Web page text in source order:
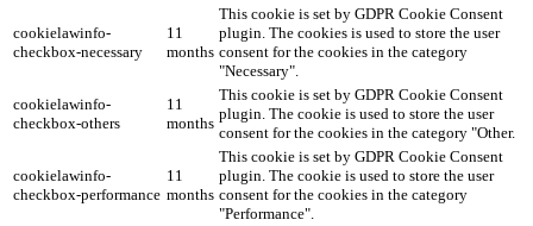
cookielawinfo-
checkbox-necessary
11
months
This cookie is set by GDPR Cookie Consent
plugin. The cookies is used to store the user
consent for the cookies in the category
"Necessary".
cookielawinfo-
checkbox-others
11
months
This cookie is set by GDPR Cookie Consent
plugin. The cookie is used to store the user
consent for the cookies in the category "Other.
cookielawinfo-
checkbox-performance
11
months
This cookie is set by GDPR Cookie Consent
plugin. The cookie is used to store the user
consent for the cookies in the category
"Performance".